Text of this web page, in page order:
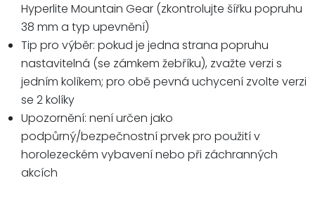
Hyperlite Mountain Gear (zkontrolujte šířku popruhu
38 mm a typ upevnění)
Tip pro výběr: pokud je jedna strana popruhu
nastavitelná (se zámkem žebříku), zvažte verzi s
jedním kolíkem; pro obě pevná uchycení zvolte verzi
se 2 kolíky
Upozornění: není určen jako
podpůrný/bezpečnostní prvek pro použití v
horolezeckém vybavení nebo při záchranných
akcích